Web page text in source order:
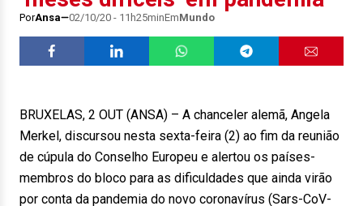
PorAnsa 02/10/20 - 11h25minEmMundo
BRUXELAS, 2 OUT (ANSA) – A chanceler alemã, Angela
Merkel, discursou nesta sexta-feira (2) ao fim da reunião
de cúpula do Conselho Europeu e alertou os países-
membros do bloco para as dificuldades que ainda virão
por conta da pandemia do novo coronavírus (Sars-CoV-